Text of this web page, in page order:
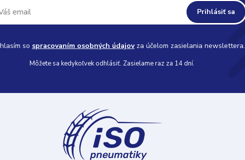
Prihlásiť sa
so spracovaním osobných údajovza účelom zasielania newslettera.
Môžete sa kedykoľvek odhlásiť. Zasielame raz za 14 dní.